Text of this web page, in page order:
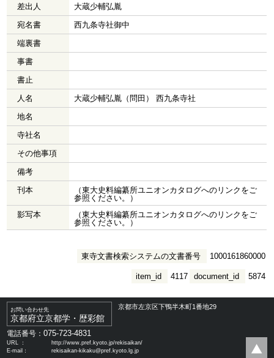
差出人
大蔵少輔弘胤
宛名書
西九条寺社御中
端裏書
事書
書止
人名
大蔵少輔弘胤（問田） 西九条寺社
地名
寺社名
その他事項
備考
刊本
（東大史料編纂所ユニオンカタログへのリンクをご
参照ください。）
影写本
（東大史料編纂所ユニオンカタログへのリンクをご
参照ください。）
東寺文書検索システムの文書番号 1000161860000
document_id 5874
item_id 4117
お問い合わせ先
京都府立京都学・歴彩館
京都市左京区下鴨半木町1番地29
電話番号：075-723-4831
URL ：
http://www.pref.kyoto.jp/rekisaikan/
E-mail：
rekisaikan-kikaku@pref.kyoto.lg.jp